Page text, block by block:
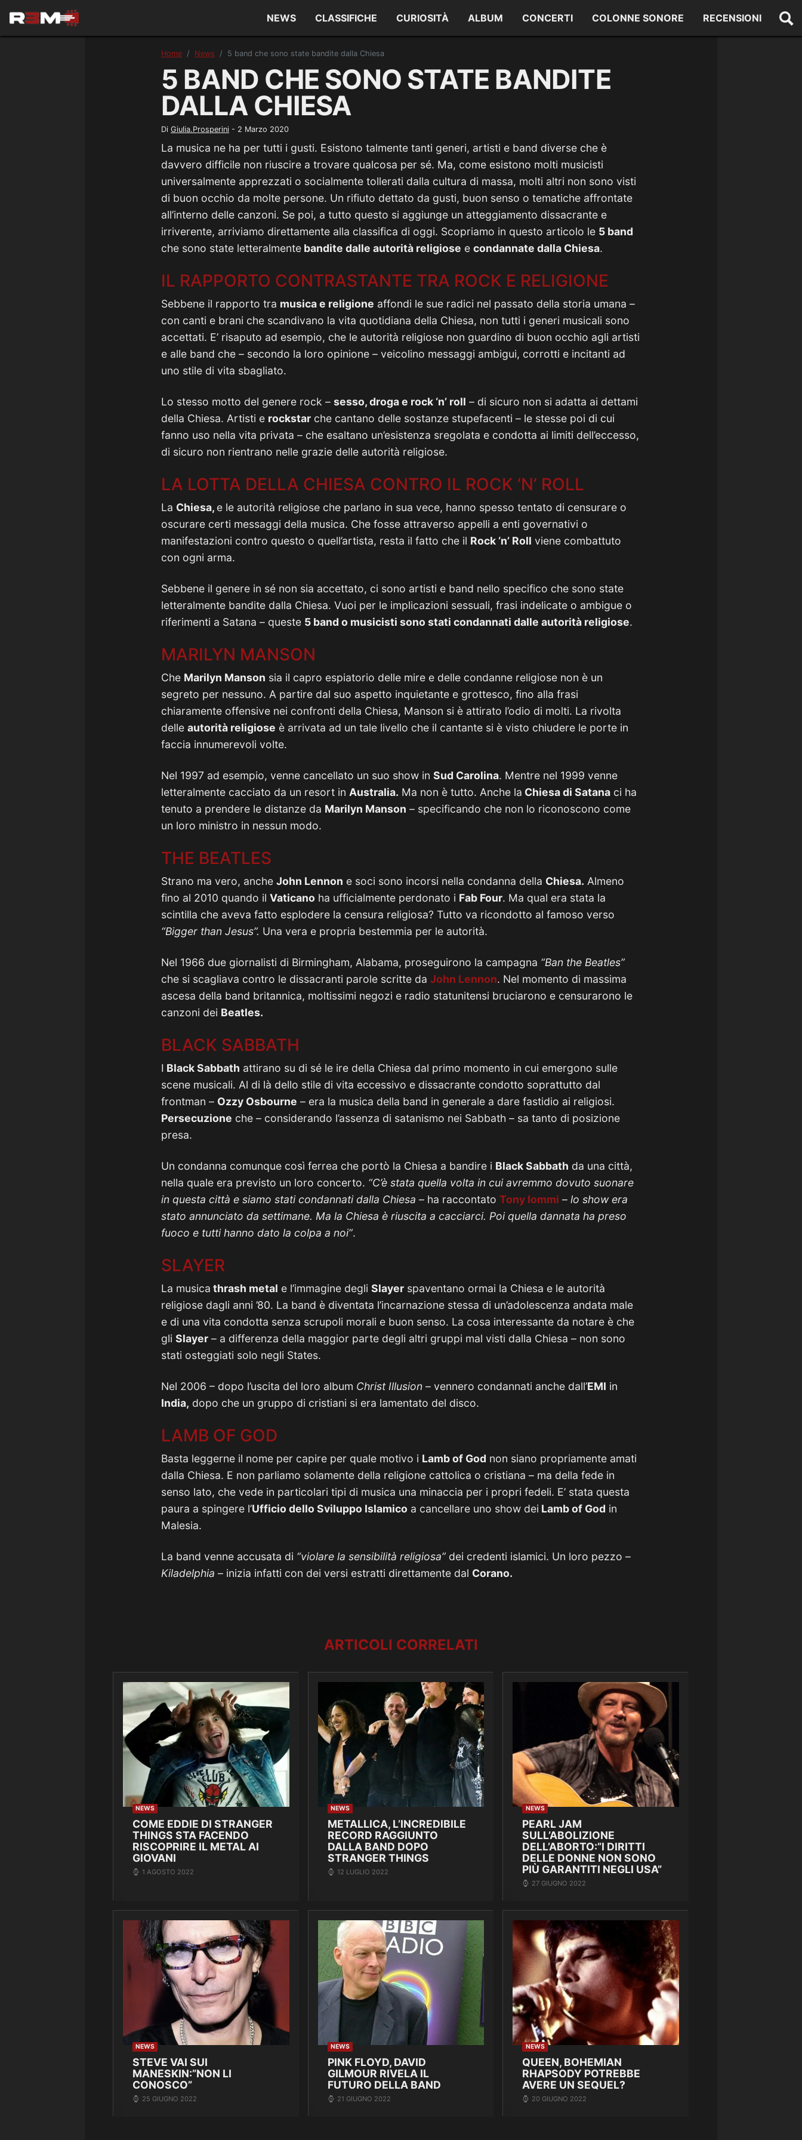
NEWS CLASSIFICHE CURIOSITÀ ALBUM CONCERTI COLONNE SONORE RECENSIONI
Home News 5 band che sono state bandite dalla Chiesa
5 BAND CHE SONO STATE BANDITE
DALLA CHIESA
Di Giulia.Prosperini - 2 Marzo 2020
La musica ne ha per tutti i gusti. Esistono talmente tanti generi, artisti e band diverse che è
davvero difficile non riuscire a trovare qualcosa per sé. Ma, come esistono molti musicisti
universalmente apprezzati o socialmente tollerati dalla cultura di massa, molti altri non sono visti
di buon occhio da molte persone. Un rifiuto dettato da gusti, buon senso o tematiche affrontate
all’interno delle canzoni. Se poi, a tutto questo si aggiunge un atteggiamento dissacrante e
irriverente, arriviamo direttamente alla classifica di oggi. Scopriamo in questo articolo le 5 band
che sono state letteralmente bandite dalle autorità religiose e condannate dalla Chiesa.
IL RAPPORTO CONTRASTANTE TRA ROCK E RELIGIONE
Sebbene il rapporto tra musica e religione affondi le sue radici nel passato della storia umana –
con canti e brani che scandivano la vita quotidiana della Chiesa, non tutti i generi musicali sono
accettati. E’ risaputo ad esempio, che le autorità religiose non guardino di buon occhio agli artisti
e alle band che – secondo la loro opinione – veicolino messaggi ambigui, corrotti e incitanti ad
uno stile di vita sbagliato.
Lo stesso motto del genere rock – sesso, droga e rock ‘n’ roll – di sicuro non si adatta ai dettami
della Chiesa. Artisti e rockstar che cantano delle sostanze stupefacenti – le stesse poi di cui
fanno uso nella vita privata – che esaltano un’esistenza sregolata e condotta ai limiti dell’eccesso,
di sicuro non rientrano nelle grazie delle autorità religiose.
LA LOTTA DELLA CHIESA CONTRO IL ROCK ‘N’ ROLL
La Chiesa, e le autorità religiose che parlano in sua vece, hanno spesso tentato di censurare o
oscurare certi messaggi della musica. Che fosse attraverso appelli a enti governativi o
manifestazioni contro questo o quell’artista, resta il fatto che il Rock ‘n’ Roll viene combattuto
con ogni arma.
Sebbene il genere in sé non sia accettato, ci sono artisti e band nello specifico che sono state
letteralmente bandite dalla Chiesa. Vuoi per le implicazioni sessuali, frasi indelicate o ambigue o
riferimenti a Satana – queste 5 band o musicisti sono stati condannati dalle autorità religiose.
MARILYN MANSON
Che Marilyn Manson sia il capro espiatorio delle mire e delle condanne religiose non è un
segreto per nessuno. A partire dal suo aspetto inquietante e grottesco, fino alla frasi
chiaramente offensive nei confronti della Chiesa, Manson si è attirato l’odio di molti. La rivolta
delle autorità religiose è arrivata ad un tale livello che il cantante si è visto chiudere le porte in
faccia innumerevoli volte.
Nel 1997 ad esempio, venne cancellato un suo show in Sud Carolina. Mentre nel 1999 venne
letteralmente cacciato da un resort in Australia. Ma non è tutto. Anche la Chiesa di Satana ci ha
tenuto a prendere le distanze da Marilyn Manson – specificando che non lo riconoscono come
un loro ministro in nessun modo.
THE BEATLES
Strano ma vero, anche John Lennon e soci sono incorsi nella condanna della Chiesa. Almeno
fino al 2010 quando il Vaticano ha ufficialmente perdonato i Fab Four. Ma qual era stata la
scintilla che aveva fatto esplodere la censura religiosa? Tutto va ricondotto al famoso verso
“Bigger than Jesus”. Una vera e propria bestemmia per le autorità.
Nel 1966 due giornalisti di Birmingham, Alabama, proseguirono la campagna “Ban the Beatles”
che si scagliava contro le dissacranti parole scritte da John Lennon. Nel momento di massima
ascesa della band britannica, moltissimi negozi e radio statunitensi bruciarono e censurarono le
canzoni dei Beatles.
BLACK SABBATH
I Black Sabbath attirano su di sé le ire della Chiesa dal primo momento in cui emergono sulle
scene musicali. Al di là dello stile di vita eccessivo e dissacrante condotto soprattutto dal
frontman – Ozzy Osbourne – era la musica della band in generale a dare fastidio ai religiosi.
Persecuzione che – considerando l’assenza di satanismo nei Sabbath – sa tanto di posizione
presa.
Un condanna comunque così ferrea che portò la Chiesa a bandire i Black Sabbath da una città,
nella quale era previsto un loro concerto. “C’è stata quella volta in cui avremmo dovuto suonare
in questa città e siamo stati condannati dalla Chiesa – ha raccontato Tony Iommi – lo show era
stato annunciato da settimane. Ma la Chiesa è riuscita a cacciarci. Poi quella dannata ha preso
fuoco e tutti hanno dato la colpa a noi”.
SLAYER
La musica thrash metal e l’immagine degli Slayer spaventano ormai la Chiesa e le autorità
religiose dagli anni ’80. La band è diventata l’incarnazione stessa di un’adolescenza andata male
e di una vita condotta senza scrupoli morali e buon senso. La cosa interessante da notare è che
gli Slayer – a differenza della maggior parte degli altri gruppi mal visti dalla Chiesa – non sono
stati osteggiati solo negli States.
Nel 2006 – dopo l’uscita del loro album Christ Illusion – vennero condannati anche dall’EMI in
India, dopo che un gruppo di cristiani si era lamentato del disco.
LAMB OF GOD
Basta leggerne il nome per capire per quale motivo i Lamb of God non siano propriamente amati
dalla Chiesa. E non parliamo solamente della religione cattolica o cristiana – ma della fede in
senso lato, che vede in particolari tipi di musica una minaccia per i propri fedeli. E’ stata questa
paura a spingere l’Ufficio dello Sviluppo Islamico a cancellare uno show dei Lamb of God in
Malesia.
La band venne accusata di “violare la sensibilità religiosa” dei credenti islamici. Un loro pezzo –
Kiladelphia – inizia infatti con dei versi estratti direttamente dal Corano.
ARTICOLI CORRELATI
NEWS
COME EDDIE DI STRANGER
THINGS STA FACENDO
RISCOPRIRE IL METAL AI
GIOVANI
1 AGOSTO 2022
NEWS
METALLICA, L’INCREDIBILE
RECORD RAGGIUNTO
DALLA BAND DOPO
STRANGER THINGS
12 LUGLIO 2022
NEWS
PEARL JAM
SULL’ABOLIZIONE
DELL’ABORTO:”I DIRITTI
DELLE DONNE NON SONO
PIÙ GARANTITI NEGLI USA”
27 GIUGNO 2022
NEWS
STEVE VAI SUI
MANESKIN:”NON LI
CONOSCO”
25 GIUGNO 2022
NEWS
PINK FLOYD, DAVID
GILMOUR RIVELA IL
FUTURO DELLA BAND
21 GIUGNO 2022
NEWS
QUEEN, BOHEMIAN
RHAPSODY POTREBBE
AVERE UN SEQUEL?
20 GIUGNO 2022